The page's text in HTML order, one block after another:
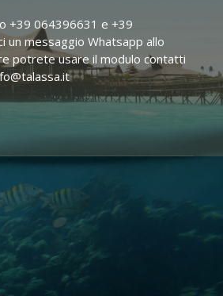
+39 064396631 e +39
un messaggio Whatsapp allo
potrete usare il modulo contatti